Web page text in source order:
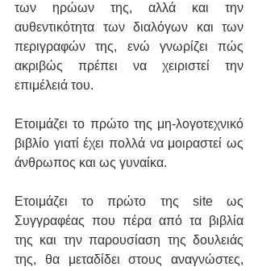
των ηρώων της, αλλά και την
αυθεντικότητα των διαλόγων και των
περιγραφών της, ενώ γνωρίζει πώς
ακριβώς πρέπει να χειριστεί την
επιμέλειά του.
Ετοιμάζει το πρώτο της μη-λογοτεχνικό
βιβλίο γιατί έχει πολλά να μοιραστεί ως
άνθρωπος και ως γυναίκα.
Ετοιμάζει το πρώτο της site ως
Συγγραφέας που πέρα από τα βιβλία
της και την παρουσίαση της δουλειάς
της, θα μεταδίδει στους αναγνώστες,